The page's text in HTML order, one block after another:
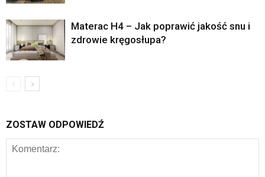
Materac H4 – Jak poprawić jakość snu i
zdrowie kręgosłupa?
ZOSTAW ODPOWIEDŹ